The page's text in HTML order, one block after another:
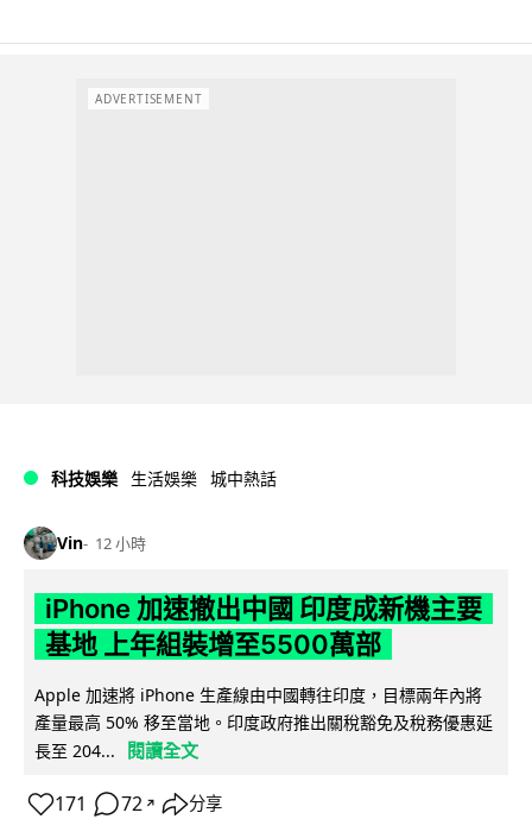
ADVERTISEMENT
科技娛樂 生活娛樂 城中熱話
Vin 12 小時
iPhone 加速撤出中國 印度成新機主要
基地 上年組裝增至5500萬部
Apple 加速將 iPhone 生產線由中國轉往印度，目標兩年內將
產量最高 50% 移至當地。印度政府推出關稅豁免及稅務優惠延
長至 204...
閱讀全文
171 72 ↗ 分享